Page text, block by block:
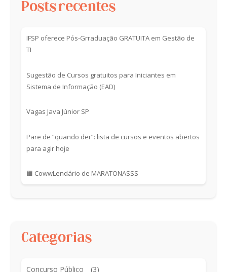
Posts recentes
IFSP oferece Pós-Grraduação GRATUITA em Gestão de
TI
Sugestão de Cursos gratuitos para Iniciantes em
Sistema de Informação (EAD)
Vagas Java Júnior SP
Pare de “quando der”: lista de cursos e eventos abertos
para agir hoje
🟧 CowwLendário de MARATONASSS
Categorias
Concurso Público (3)